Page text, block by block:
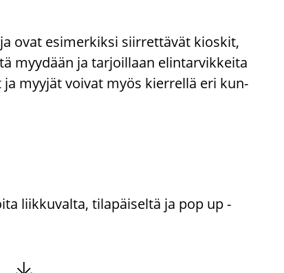
ovat esi­mer­kik­si siir­ret­tä­vät kios­kit,
myy­dään ja tar­joil­laan elin­tar­vik­kei­ta
myy­jät voi­vat myös kier­rel­lä eri kun­
liikkuvalta, tilapäiseltä ja pop up -